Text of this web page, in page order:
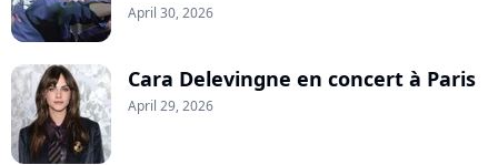
April 30, 2026
Cara Delevingne en concert à Paris
April 29, 2026